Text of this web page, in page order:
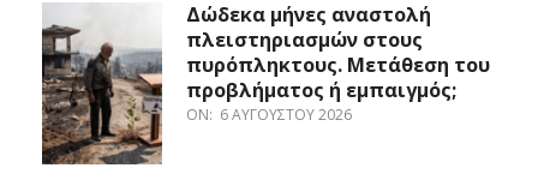
Δώδεκα μήνες αναστολή
πλειστηριασμών στους
πυρόπληκτους. Μετάθεση του
προβλήματος ή εμπαιγμός;
ON: 6 ΑΥΓΟΎΣΤΟΥ 2026